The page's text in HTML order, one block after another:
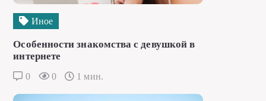
Иное
Особенности знакомства с девушкой в
интернете
0 0 1 мин.